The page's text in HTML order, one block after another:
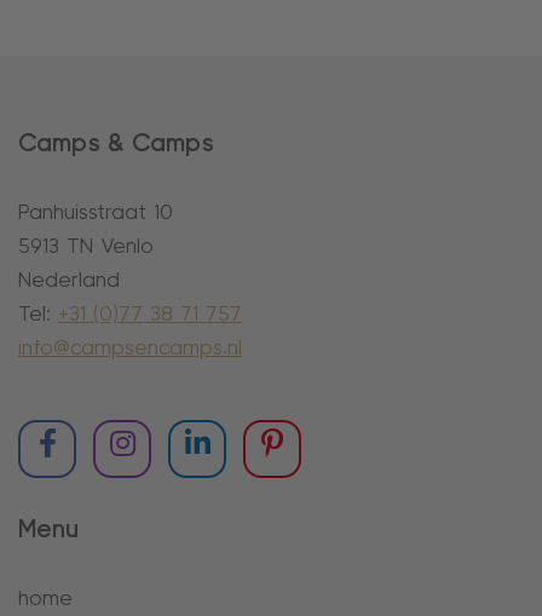
Camps & Camps
Panhuisstraat 10
5913 TN Venlo
Nederland
Tel: +31 (0)77 38 71 757
info@campsencamps.nl
Menu
home